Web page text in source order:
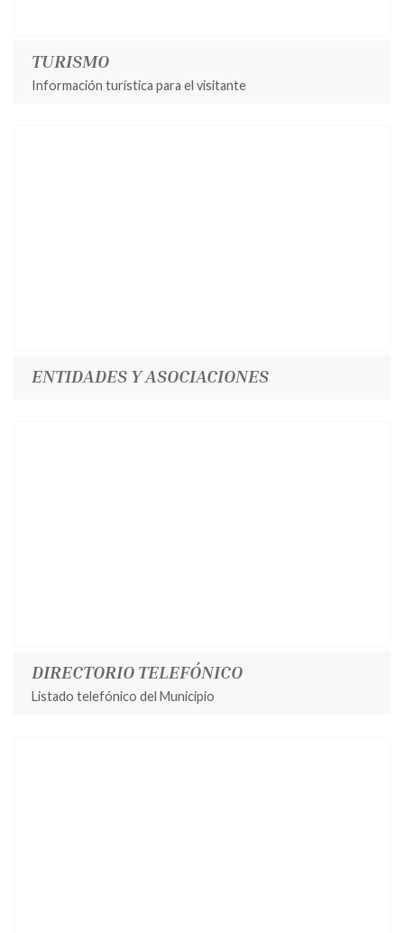
TURISMO
Información turística para el visitante
ENTIDADES Y ASOCIACIONES
DIRECTORIO TELEFÓNICO
Listado telefónico del Municipio